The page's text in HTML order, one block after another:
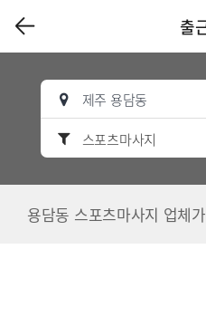
출
제주 용담동
스포츠마사지
용담동 스포츠마사지 업체